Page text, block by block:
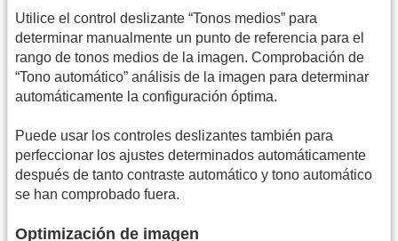
Utilice el control deslizante “Tonos medios” para
determinar manualmente un punto de referencia para el
rango de tonos medios de la imagen. Comprobación de
“Tono automático” análisis de la imagen para determinar
automáticamente la configuración óptima.
Puede usar los controles deslizantes también para
perfeccionar los ajustes determinados automáticamente
después de tanto contraste automático y tono automático
se han comprobado fuera.
Optimización de imagen